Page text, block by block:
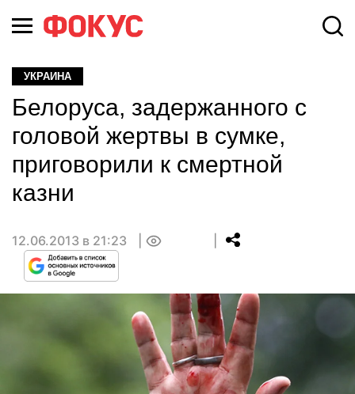
УКРАИНА
Белоруса, задержанного с
головой жертвы в сумке,
приговорили к смертной
казни
12.06.2013 в 21:23